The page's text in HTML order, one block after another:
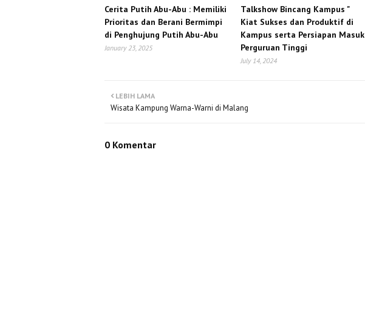
Cerita Putih Abu-Abu : Memiliki
Prioritas dan Berani Bermimpi
di Penghujung Putih Abu-Abu
January 23, 2025
Talkshow Bincang Kampus "
Kiat Sukses dan Produktif di
Kampus serta Persiapan Masuk
Perguruan Tinggi
July 14, 2024
LEBIH LAMA
Wisata Kampung Warna-Warni di Malang
0 Komentar